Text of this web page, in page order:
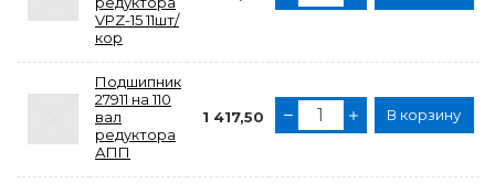
VPZ-15 11шт/
кор
Подшипник
27911 на 110
вал
редуктора
АПП
1 417,50 В корзину